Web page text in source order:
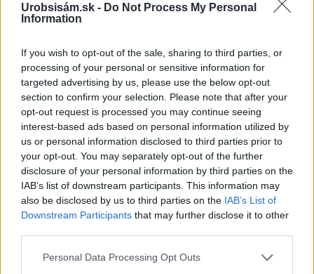
Urobsisám.sk - Do Not Process My Personal
Information
If you wish to opt-out of the sale, sharing to third parties, or
processing of your personal or sensitive information for
targeted advertising by us, please use the below opt-out
section to confirm your selection. Please note that after your
opt-out request is processed you may continue seeing
interest-based ads based on personal information utilized by
us or personal information disclosed to third parties prior to
your opt-out. You may separately opt-out of the further
disclosure of your personal information by third parties on the
IAB’s list of downstream participants. This information may
also be disclosed by us to third parties on the IAB’s List of
Downstream Participants that may further disclose it to other
Please note that this website/app uses one or more Google
Personal Data Processing Opt Outs
Vnútorné žalúzie sú v 40-stupňových horúčavách pasca:
Vnútorné žalúzie sú v 40-stupňových horúčavách pasca:
Prečo z okna robia radiátor a ako to vyriešiť za pár eur?
strany. Pravdepodobne pôjdeme do vonkajšieho
tienenia na spôsob markízy 250x150cm. Čínsky
predajcovia idú okolo 100 eur kus.
Nekupujte drahé lapače: Vyrobte si za 5 minút domácu
pascu na osy a sršne, ktorá ich nepustí von
Bros sprej necaka kym osa vypije moje pivo. Zaroven
nasmrdi cele hniezdo a neostane tam nic zive. Vasa
pasca naucinke moc efektivne. Skor pritiahne slimaky
Viete, kedy použiť akú maltu? Spoznajte rozdiely, ktoré
vám ušetria čas v stavebninách aj pri práci
Ten článok mal takú výpovednú hodnotu ako učivo pre
3 ročník základnej školy. To fakt? AI alebo nejaka kniha
z VŠ? Dnešné rychlotvrdnuce malty - pevnosť 40 Mpa a
doba schnutia tak 15 minut , k tomu vodotesné s
kryštálikou. A rozdiel - schnutie a zretie. Nič?
Záhradné ležadlá v obchodoch sú predražené. Toto si
vyrobíte pod 140 eur a je oveľa pohodlnejšie!
Žiadne čapovanie alebo zadlabávanie, všetko len na
čínske skrutky. Alternatíva slovenskej IKEI - čo sa týka
pevnosti. Autor si nedal veľa námahy s remeselným
spracovaním, škoda. No lepšie než ten odpad z DTD
predávaný v Kauflande alebo Lídli.